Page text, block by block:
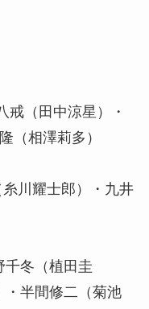
戒（田中涼星）・
（相澤莉多）
川耀士郎）・九井
千冬（植田圭
・半間修二（菊池